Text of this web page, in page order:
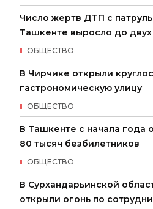
Число жертв ДТП с
Ташкенте выросло до двух
ОБЩЕСТВО
В Чирчике открыли
гастрономическую улицу
ОБЩЕСТВО
В Ташкенте с начала года
80 тысяч безбилетников
ОБЩЕСТВО
В Сурхандарьинской
открыли огонь по